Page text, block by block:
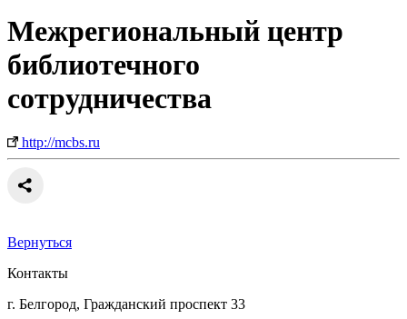
Межрегиональный центр
библиотечного
сотрудничества
http://mcbs.ru
Вернуться
Контакты
г. Белгород, Гражданский проспект 33